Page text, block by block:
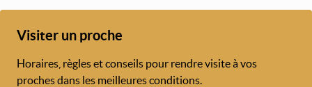
Visiter un proche
Horaires, règles et conseils pour rendre visite à vos
proches dans les meilleures conditions.